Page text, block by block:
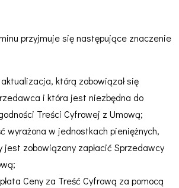
przyjmuje się następujące znaczenie
którą zobowiązał się
i która jest niezbędna do
Treści Cyfrowej z Umową;
wyrażona w jednostkach pieniężnych,
jest zobowiązany zapłacić Sprzedawcy
Ceny za Treść Cyfrową za pomocą